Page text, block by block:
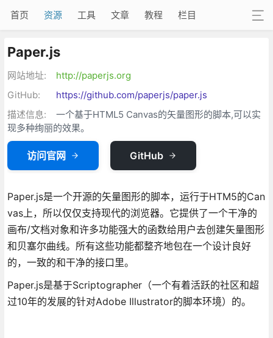
首页 资源 工具 文章 教程 栏目
Paper.js
网站地址:
http://paperjs.org
GitHub:
https://github.com/paperjs/paper.js
描述信息:
一个基于HTML5 Canvas的矢量图形的脚本,可以实
现多种绚丽的效果。
访问官网 GitHub
Paper.js是一个开源的矢量图形的脚本，运行于HTM5的Can
vas上，所以仅仅支持现代的浏览器。它提供了一个干净的
画布/文档对象和许多功能强大的函数给用户去创建矢量图形
和贝塞尔曲线。所有这些功能都整齐地包在一个设计良好
的，一致的和干净的接口里。
Paper.js是基于Scriptographer（一个有着活跃的社区和超
过10年的发展的针对Adobe Illustrator的脚本环境）的。